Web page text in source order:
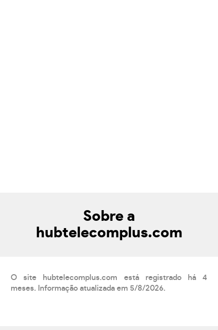
Sobre a
hubtelecomplus.com
O site hubtelecomplus.com está registrado há 4
meses. Informação atualizada em 5/8/2026.